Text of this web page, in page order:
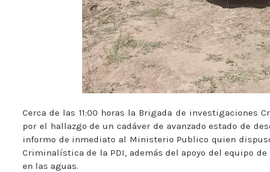
Cerca de las 11:00 horas la Brigada de investigaciones
por el hallazgo de un cadáver de avanzado estado de
informo de inmediato al Ministerio Publico quien
Criminalística de la PDI, además del apoyo del equipo
en las aguas.